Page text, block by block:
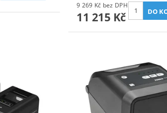
9 269 Kč bez DPH
11 215 Kč